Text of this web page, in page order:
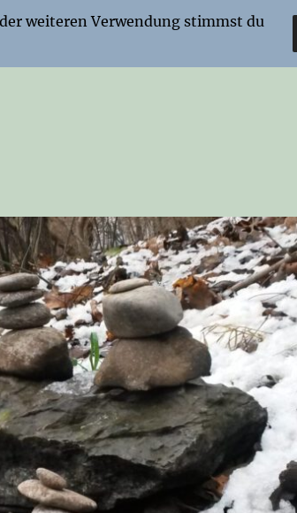
weiteren Verwendung stimmst du